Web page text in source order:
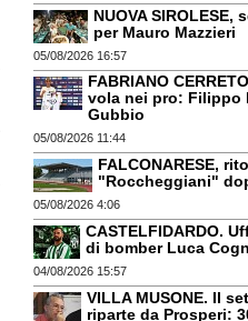
NUOVA SIROLESE,
per Mauro Mazzieri
05/08/2026 16:57
FABRIANO
vola nei pro: Filippo
Gubbio
05/08/2026 11:44
FALCONARESE,
"Roccheggiani"
05/08/2026 4:06
CASTELFIDARDO.
di bomber Luca
04/08/2026 15:57
VILLA MUSONE. Il
riparte da Prosperi: